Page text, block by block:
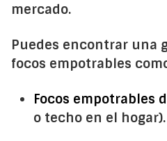
mercado.
Puedes encontrar una
focos empotrables
Focos empotrables
o techo en el hogar).